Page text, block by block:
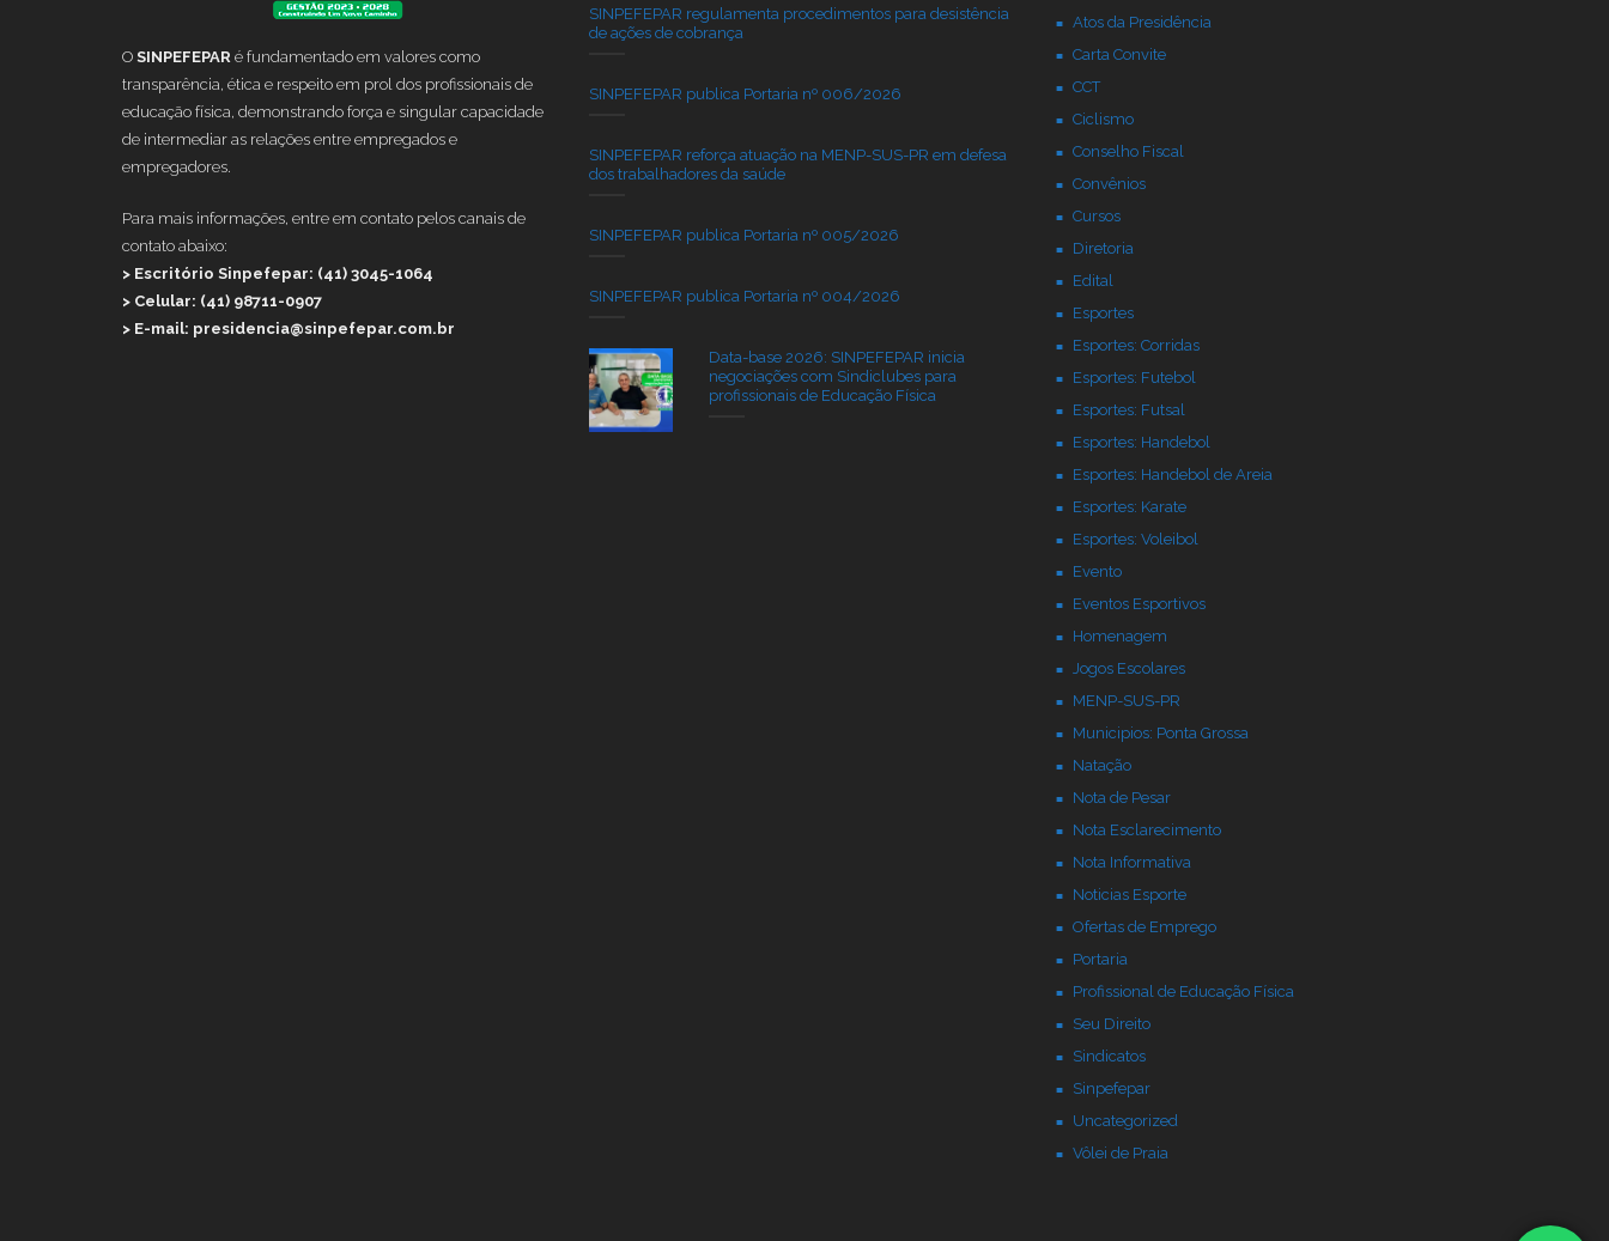
O SINPEFEPAR é fundamentado em valores como
transparência, ética e respeito em prol dos profissionais de
educação física, demonstrando força e singular capacidade
de intermediar as relações entre empregados e
empregadores.
Para mais informações, entre em contato pelos canais de
contato abaixo:
> Escritório Sinpefepar: (41) 3045-1064
> Celular: (41) 98711-0907
> E-mail: presidencia@sinpefepar.com.br
SINPEFEPAR regulamenta procedimentos para desistência
de ações de cobrança
SINPEFEPAR publica Portaria nº 006/2026
SINPEFEPAR reforça atuação na MENP-SUS-PR em defesa
dos trabalhadores da saúde
SINPEFEPAR publica Portaria nº 005/2026
SINPEFEPAR publica Portaria nº 004/2026
Data-base 2026: SINPEFEPAR inicia
negociações com Sindiclubes para
profissionais de Educação Física
Atos da Presidência
Carta Convite
CCT
Ciclismo
Conselho Fiscal
Convênios
Cursos
Diretoria
Edital
Esportes
Esportes: Corridas
Esportes: Futebol
Esportes: Futsal
Esportes: Handebol
Esportes: Handebol de Areia
Esportes: Karate
Esportes: Voleibol
Evento
Eventos Esportivos
Homenagem
Jogos Escolares
MENP-SUS-PR
Municipios: Ponta Grossa
Natação
Nota de Pesar
Nota Esclarecimento
Nota Informativa
Noticias Esporte
Ofertas de Emprego
Portaria
Profissional de Educação Física
Seu Direito
Sindicatos
Sinpefepar
Uncategorized
Vôlei de Praia